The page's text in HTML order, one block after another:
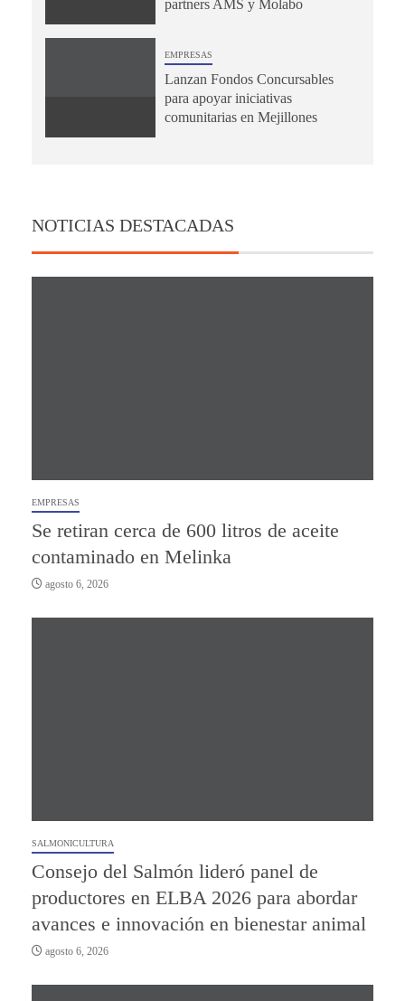
partners AMS y Molabo
EMPRESAS
Lanzan Fondos Concursables
para apoyar iniciativas
comunitarias en Mejillones
NOTICIAS DESTACADAS
EMPRESAS
Se retiran cerca de 600 litros de aceite
contaminado en Melinka
agosto 6, 2026
SALMONICULTURA
Consejo del Salmón lideró panel de
productores en ELBA 2026 para abordar
avances e innovación en bienestar animal
agosto 6, 2026